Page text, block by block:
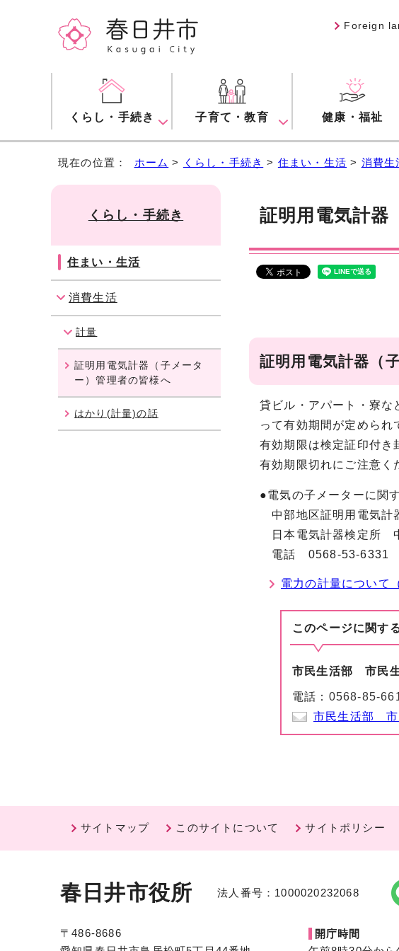
Foreign
くらし・手続き 子育て・教育 健康・福祉
現在の位置： ホーム > くらし・手続き > 住まい・生活 > 消費生
証明用電気計器
証明用電気計器（
貸ビル・アパート・寮な
って有効期間が定められ
有効期限は検定証印付き
有効期限切れにご注意く
●電気の子メーターに関
中部地区証明用電気計
日本電気計器検定所
電話 0568-53-6331
電力の計量について
このページに関す
市民生活部 市民
電話： 0568-85-
市民生活部 市
くらし・手続き
住まい・生活
消費生活
計量
証明用電気計器（子メータ
ー）管理者の皆様へ
はかり(計量)の話
サイトマップ このサイトについて サイトポリシー
春日井市役所 法人番号：1000020232068
〒486-8686
開庁時間